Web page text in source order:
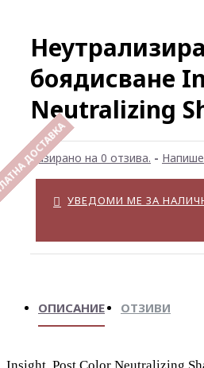
ДОСТАВКА
боядисване
Neutralizing
Базирано на 0 отзива. -
УВЕДОМИ МЕ ЗА
ОПИСАНИЕ ОТЗИВИ